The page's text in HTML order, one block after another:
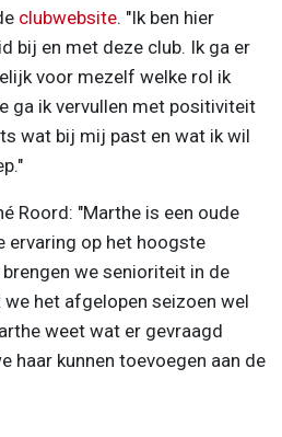
clubwebsite. "Ik ben hier
bij en met deze club. Ik ga er
voor mezelf welke rol ik
ga ik vervullen met positiviteit
wat bij mij past en wat ik wil
Roord: "Marthe is een oude
ervaring op het hoogste
we senioriteit in de
het afgelopen seizoen wel
weet wat er gevraagd
haar kunnen toevoegen aan de